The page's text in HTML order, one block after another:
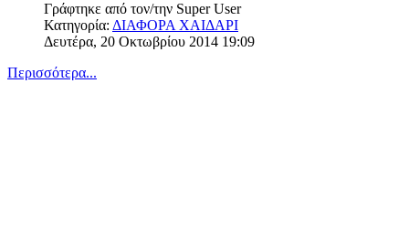
Γράφτηκε από τον/την Super User
Κατηγορία: ΔΙΑΦΟΡΑ ΧΑΙΔΑΡΙ
Δευτέρα, 20 Οκτωβρίου 2014 19:09
Περισσότερα...